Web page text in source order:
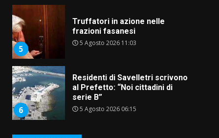
5
Truffatori in azione nelle
frazioni fasanesi
5 Agosto 2026 11:03
6
Residenti di Savelletri scrivono
al Prefetto: “Noi cittadini di
serie B”
5 Agosto 2026 06:15